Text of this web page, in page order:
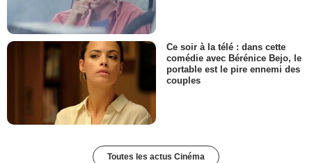
Ce soir à la télé : dans cette
comédie avec Bérénice Bejo, le
portable est le pire ennemi des
couples
Toutes les actus Cinéma